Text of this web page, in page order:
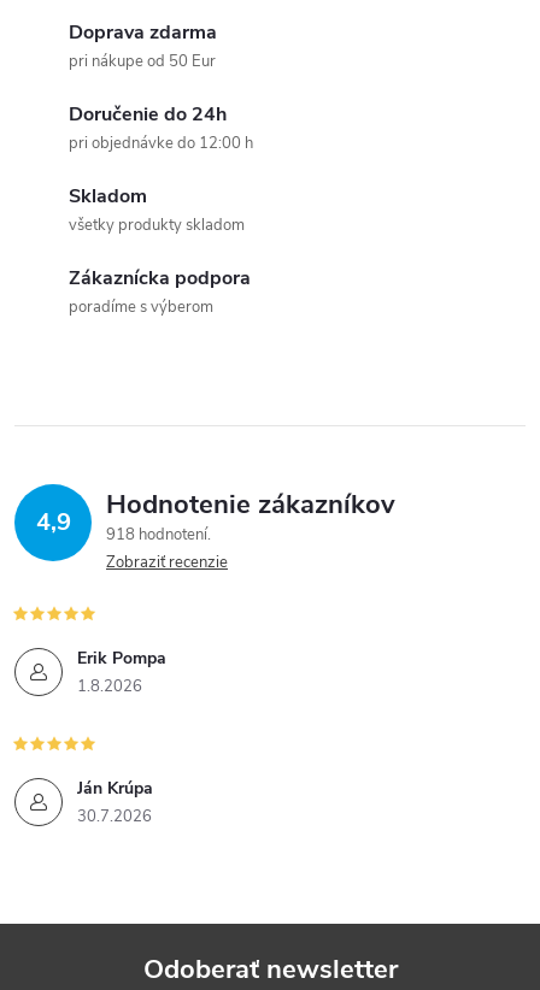
Doprava zdarma
pri nákupe od 50 Eur
Doručenie do 24h
pri objednávke do 12:00 h
Skladom
všetky produkty skladom
Zákaznícka podpora
poradíme s výberom
4,9 Hodnotenie zákazníkov
918 hodnotení
Zobraziť recenzie
Erik Pompa
1.8.2026
Ján Krúpa
30.7.2026
Odoberať newsletter